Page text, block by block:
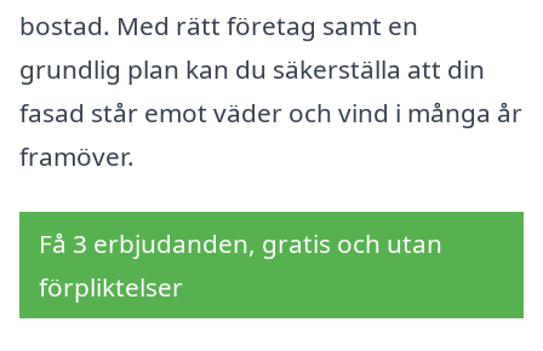
bostad. Med rätt företag samt en
grundlig plan kan du säkerställa att din
fasad står emot väder och vind i många år
framöver.
Få 3 erbjudanden, gratis och utan
förpliktelser